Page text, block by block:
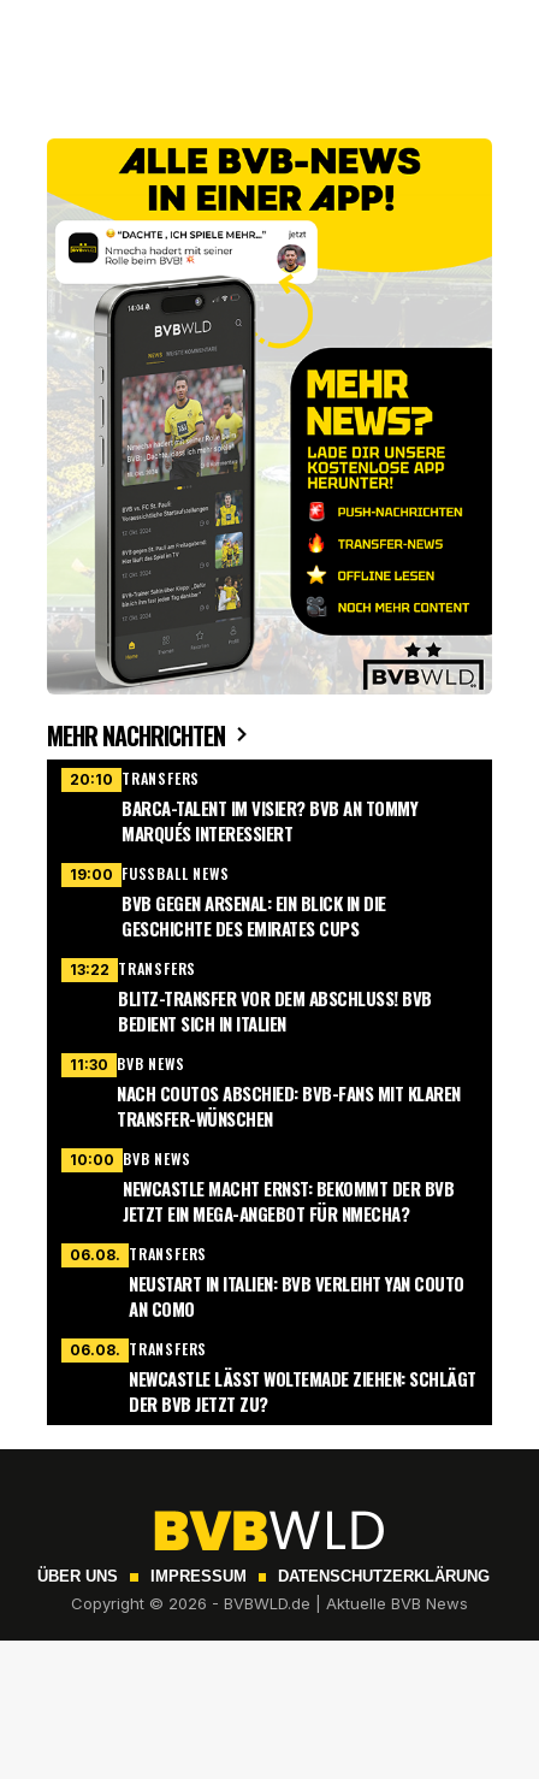
MEHR NACHRICHTEN
20:10 TRANSFERS
BARCA-TALENT IM VISIER? BVB AN TOMMY
MARQUÉS INTERESSIERT
19:00 FUSSBALL NEWS
BVB GEGEN ARSENAL: EIN BLICK IN DIE
GESCHICHTE DES EMIRATES CUPS
13:22 TRANSFERS
BLITZ-TRANSFER VOR DEM ABSCHLUSS! BVB
BEDIENT SICH IN ITALIEN
11:30 BVB NEWS
NACH COUTOS ABSCHIED: BVB-FANS MIT KLAREN
TRANSFER-WÜNSCHEN
10:00 BVB NEWS
NEWCASTLE MACHT ERNST: BEKOMMT DER BVB
JETZT EIN MEGA-ANGEBOT FÜR NMECHA?
06.08. TRANSFERS
NEUSTART IN ITALIEN: BVB VERLEIHT YAN COUTO
AN COMO
06.08. TRANSFERS
NEWCASTLE LÄSST WOLTEMADE ZIEHEN: SCHLÄGT
DER BVB JETZT ZU?
ÜBER UNS IMPRESSUM DATENSCHUTZERKLÄRUNG
Copyright © 2026 - BVBWLD.de | Aktuelle BVB News